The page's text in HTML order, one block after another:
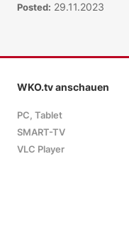
Posted: 29.11.2023
WKO.tv anschauen
PC, Tablet
SMART-TV
VLC Player